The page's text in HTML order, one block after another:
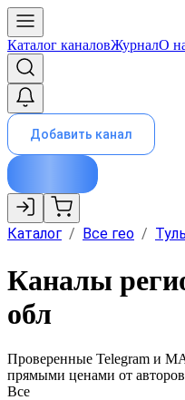
Каталог каналовЖурналО
Добавить канал
Каталог / Все гео /
Каналы
обл
Проверенные Telegram и
прямыми ценами от
Все